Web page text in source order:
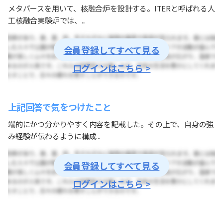
メタバースを用いて、核融合炉を設計する。ITERと呼ばれる人
工核融合実験炉では、...
会員登録してすべて見る
ログインはこちら >
上記回答で気をつけたこと
端的にかつ分かりやすく内容を記載した。その上で、自身の強
み経験が伝わるように構成...
会員登録してすべて見る
ログインはこちら >